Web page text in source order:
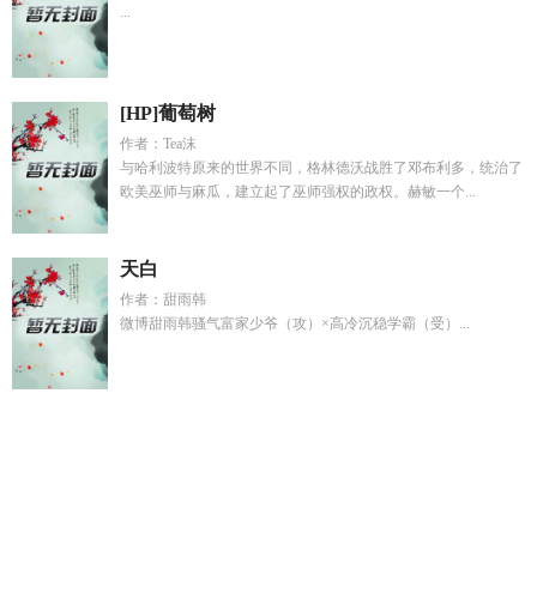
...
[HP]葡萄树
作者：Tea沫
与哈利波特原来的世界不同，格林德沃战胜了邓布利多，统治了
欧美巫师与麻瓜，建立起了巫师强权的政权。赫敏一个...
天白
作者：甜雨韩
微博甜雨韩骚气富家少爷（攻）×高冷沉稳学霸（受）...